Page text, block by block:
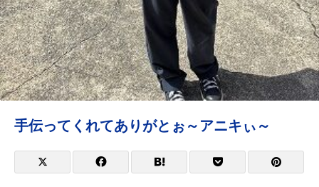
手伝ってくれてありがとぉ～アニキぃ～